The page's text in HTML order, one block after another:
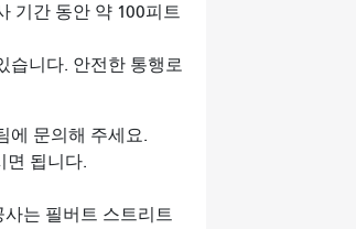
기간 동안 약 100피트
습니다. 안전한 통행로
에 문의해 주세요.
면 됩니다.
는 필버트 스트리트